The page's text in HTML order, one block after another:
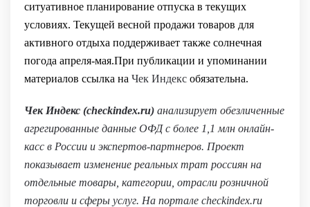
ситуативное планирование отпуска в текущих
условиях. Текущей весной продажи товаров для
активного отдыха поддерживает также солнечная
погода апреля-мая.При публикации и упоминании
материалов ссылка на Чек Индекс обязательна.
Чек Индекс (checkindex.ru) анализирует обезличенные
агрегированные данные ОФД с более 1,1 млн онлайн-
касс в России и экспертов-партнеров. Проект
показывает изменение реальных трат россиян на
отдельные товары, категории, отрасли розничной
торговли и сферы услуг. На портале checkindex.ru